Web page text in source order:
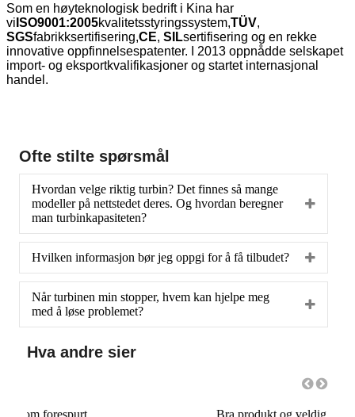
Som en høyteknologisk bedrift i Kina har
vi ISO9001:2005kvalitetsstyringssystem,TÜV,
SGSfabrikksertifisering,CE, SILsertifisering og en rekke
innovative oppfinnelsespatenter. I 2013 oppnådde selskapet
import- og eksportkvalifikasjoner og startet internasjonal
handel.
Ofte stilte spørsmål
Hvordan velge riktig turbin? Det finnes så mange
modeller på nettstedet deres. Og hvordan beregner
man turbinkapasiteten?
Hvilken informasjon bør jeg oppgi for å få tilbudet?
Når turbinen min stopper, hvem kan hjelpe meg
med å løse problemet?
Hva andre sier
Bra produkt og veldig god service!!! Jeg anbefaler det!